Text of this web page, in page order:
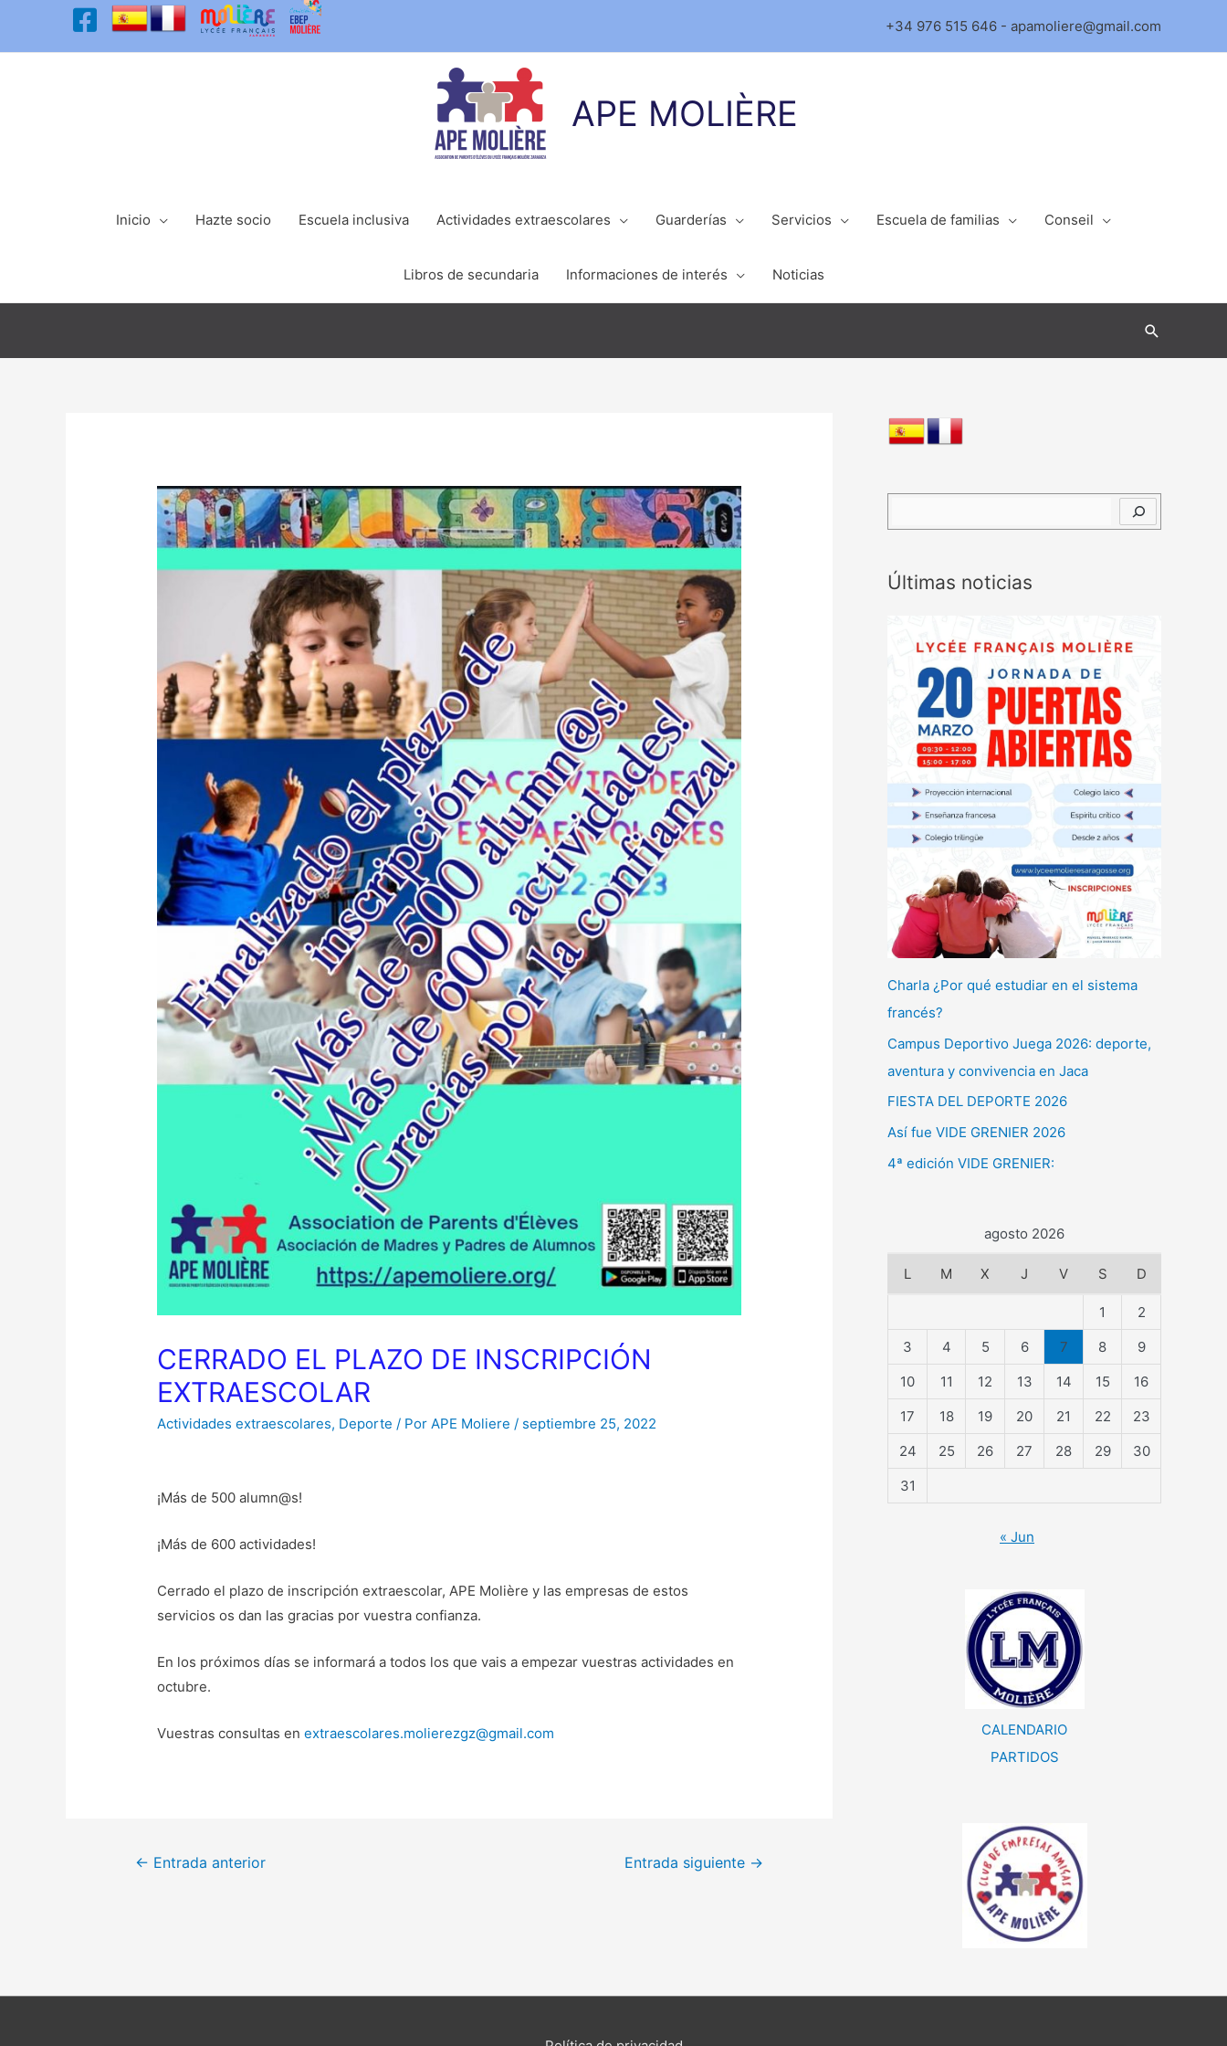
+34 976 515 646 - apamoliere@gmail.com
APE MOLIÈRE
Inicio Hazte socio Escuela inclusiva Actividades extraescolares Guarderías Servicios Escuela de familias Conseil
Libros de secundaria Informaciones de interés Noticias
Buscar
CERRADO EL PLAZO DE INSCRIPCIÓN
EXTRAESCOLAR
Actividades extraescolares, Deporte / Por APE Moliere / septiembre 25, 2022
¡Más de 500 alumn@s!
¡Más de 600 actividades!
Cerrado el plazo de inscripción extraescolar, APE Molière y las empresas de estos
servicios os dan las gracias por vuestra confianza.
En los próximos días se informará a todos los que vais a empezar vuestras actividades en
octubre.
Vuestras consultas enextraescolares.molierezgz@gmail.com
Navegación
← Entrada anterior Entrada siguiente →
u
c
r
Últimas noticias
Charla ¿Por qué estudiar en el sistema
francés?
Campus Deportivo Juega 2026: deporte,
aventura y convivencia en Jaca
FIESTA DEL DEPORTE 2026
Así fue VIDE GRENIER 2026
4ª edición VIDE GRENIER:
agosto 2026
L M X J V S D
1
2
3
4 5 6 7 8
9
10
11 12 13 14 15
16
17
18 19 20 21 22
23
24
25 26 27 28 29
30
31
« Jun
CALENDARIO
PARTIDOS